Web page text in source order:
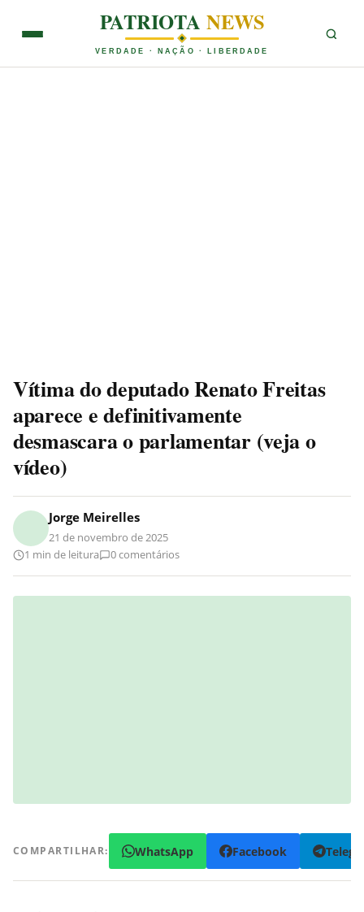
PATRIOTANEWS
VERDADE · NAÇÃO · LIBERDADE
Vítima do deputado Renato Freitas
aparece e definitivamente
desmascara o parlamentar (veja o
vídeo)
Jorge Meirelles
21 de novembro de 2025
1 min de leitura
0 comentários
COMPARTILHAR: WhatsApp Facebook